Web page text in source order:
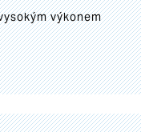
výkonem